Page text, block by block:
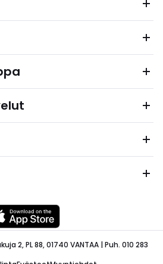
2, PL 88, 01740 VANTAA | Puh. 010 283